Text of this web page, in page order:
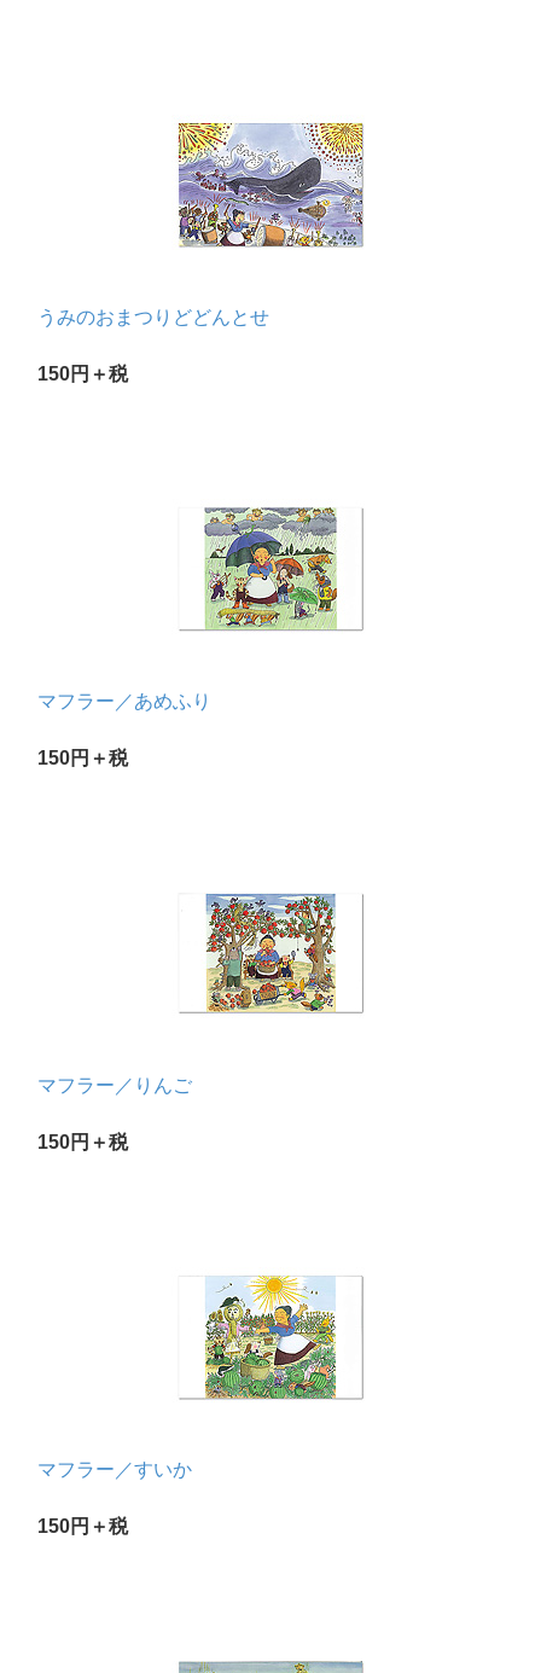
うみのおまつりどどんとせ
150円＋税
マフラー／あめふり
150円＋税
マフラー／りんご
150円＋税
マフラー／すいか
150円＋税